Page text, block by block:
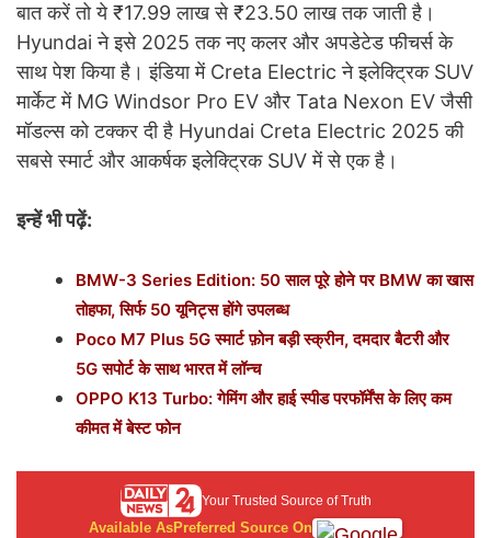
बात करें तो ये ₹17.99 लाख से ₹23.50 लाख तक जाती है।
Hyundai ने इसे 2025 तक नए कलर और अपडेटेड फीचर्स के
साथ पेश किया है। इंडिया में Creta Electric ने इलेक्ट्रिक SUV
मार्केट में MG Windsor Pro EV और Tata Nexon EV जैसी
मॉडल्स को टक्कर दी है Hyundai Creta Electric 2025 की
सबसे स्मार्ट और आकर्षक इलेक्ट्रिक SUV में से एक है।
इन्हें भी पढ़ें:
BMW-3 Series Edition: 50 साल पूरे होने पर BMW का खास
तोहफा, सिर्फ 50 यूनिट्स होंगे उपलब्ध
Poco M7 Plus 5G स्मार्ट फ़ोन बड़ी स्क्रीन, दमदार बैटरी और
5G सपोर्ट के साथ भारत में लॉन्च
OPPO K13 Turbo: गेमिंग और हाई स्पीड परफॉर्मेंस के लिए कम
कीमत में बेस्ट फोन
Your Trusted Source of Truth
Available AsPreferred Source On